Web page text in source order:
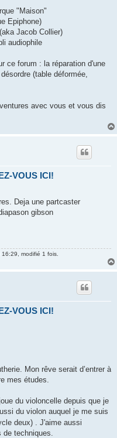
"Maison"
Epiphone)
Jacob Collier)
audiophile
ce forum : la réparation d'une
(table déformée,
avec vous et vous dis
VOUS ICI!
Deja une partcaster
gibson
modifié 1 fois.
VOUS ICI!
Mon rêve serait d’entrer à
mes études.
du violoncelle depuis que je
du violon auquel je me suis
deux) . J'aime aussi
techniques.